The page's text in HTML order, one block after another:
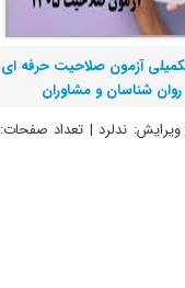
آزمون صلاحیت حرفه ای
روان شناسان و مشاوران
ویرایش: ندلرد | تعداد صفحات: